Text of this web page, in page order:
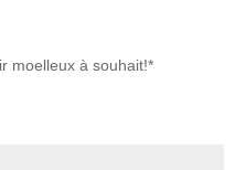
moelleux à souhait!*